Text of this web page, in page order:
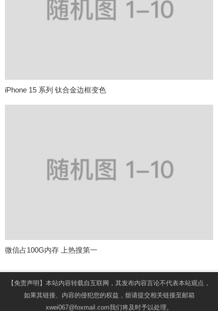
iPhone 15 系列 钛合金边框变色
微信占100G内存 上热搜第一
【免责声明】本站内容转载自互联网，其发布内容言论不代表本站观点，
如果其链接、内容的侵犯您的权益，烦请提交相关链接至邮箱
xwei067@foxmail.com我们将及时予以处理。